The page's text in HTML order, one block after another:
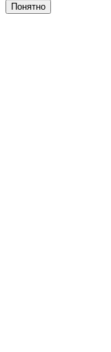
Понятно